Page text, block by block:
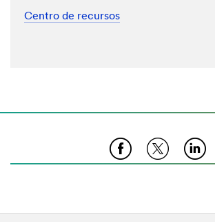
Centro de recursos